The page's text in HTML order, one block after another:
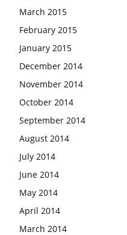
March 2015
February 2015
January 2015
December 2014
November 2014
October 2014
September 2014
August 2014
July 2014
June 2014
May 2014
April 2014
March 2014